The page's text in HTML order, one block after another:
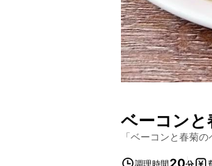
ベーコンと
「ベーコンと春菊の
調理時間 20分